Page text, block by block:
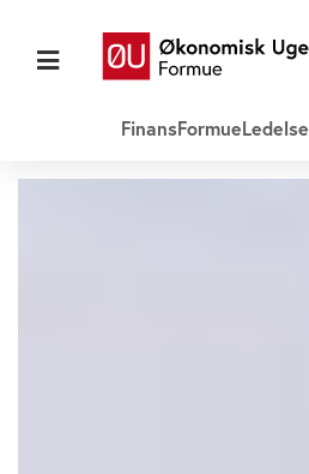
FinansFormueLedelse